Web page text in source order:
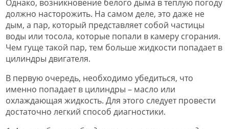
Однако, возникновение белого дыма в теплую погоду
должно насторожить. На самом деле, это даже не
дым, а пар, который представляет собой частицы
воды или тосола, которые попали в камеру сгорания.
Чем гуще такой пар, тем больше жидкости попадает в
цилиндры двигателя.
В первую очередь, необходимо убедиться, что
именно попадает в цилиндры – масло или
охлаждающая жидкость. Для этого следует провести
достаточно легкий способ диагностики.